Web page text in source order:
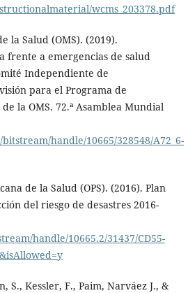
wcms_203378.pdf
la Salud (OMS). (2019).
frente a emergencias de salud
Independiente de
para el Programa de
la OMS. 72.ª Asamblea Mundial
handle/10665/328548/A72_6-
de la Salud (OPS). (2016). Plan
del riesgo de desastres 2016-
handle/10665.2/31437/CD55-
S., Kessler, F., Paim, Narváez J., &